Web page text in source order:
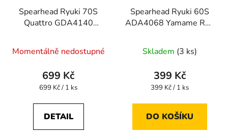
Spearhead Ryuki 70S
Quattro GDA4140
Momentálně nedostupné
699 Kč
Měrná
699 Kč / 1 ks
DETAIL
Spearhead Ryuki 60S
ADA4068 Yamame Red
Skladem (3 ks)
399 Kč
Měrná
399 Kč / 1 ks
DO KOŠÍKU